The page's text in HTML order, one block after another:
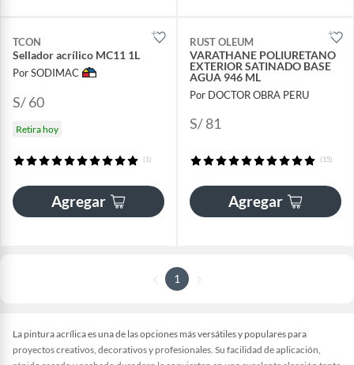
TCON
Sellador acrílico MC11 1L
Por SODIMAC
S/ 60
Retira hoy
(1)
Agregar
RUST OLEUM
VARATHANE POLIURETANO
EXTERIOR SATINADO BASE
AGUA 946 ML
Por DOCTOR OBRA PERU
S/ 81
(15)
Agregar
1
La pintura acrílica es una de las opciones más versátiles y populares para
proyectos creativos, decorativos y profesionales. Su facilidad de aplicación,